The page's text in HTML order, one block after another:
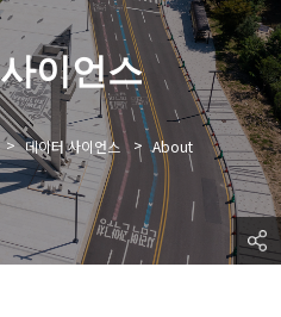
이언스
> 데이터 사이언스 > About